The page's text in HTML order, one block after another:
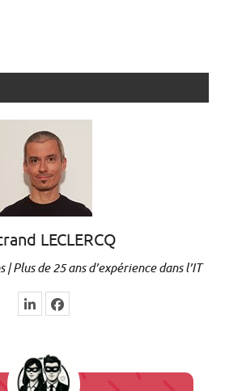
LECLERCQ
Plus de 25 ans d’expérience dans l’IT